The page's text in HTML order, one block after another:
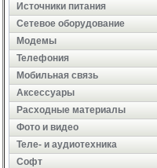
Источники питания
Сетевое оборудование
Модемы
Телефония
Мобильная связь
Аксессуары
Расходные материалы
Фото и видео
Теле- и аудиотехника
Софт